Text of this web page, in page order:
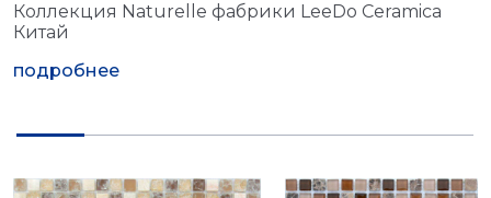
Коллекция Naturelle фабрики LeeDo Ceramica
Китай
подробнее